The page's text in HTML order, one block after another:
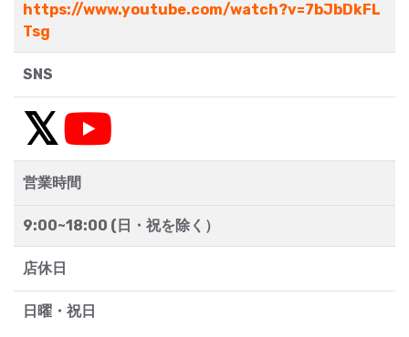
https://www.youtube.com/watch?v=7bJbDkFL
Tsg
SNS
営業時間
9:00~18:00 (日・祝を除く）
店休日
日曜・祝日